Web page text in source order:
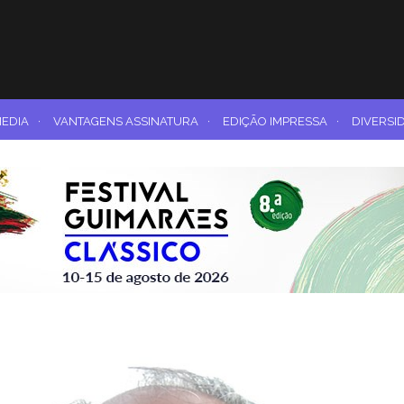
· VANTAGENS ASSINATURA · EDIÇÃO IMPRESSA ·